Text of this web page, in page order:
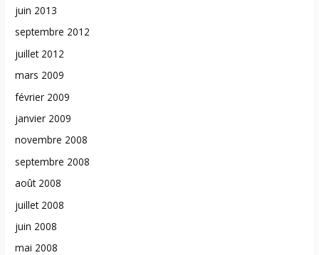
juin 2013
septembre 2012
juillet 2012
mars 2009
février 2009
janvier 2009
novembre 2008
septembre 2008
août 2008
juillet 2008
juin 2008
mai 2008